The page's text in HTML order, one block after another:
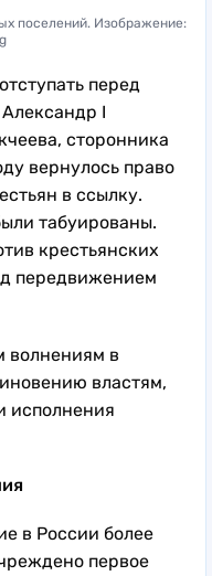
поселений. Изображение:
перед
I
сторонника
вернулось право
в ссылку.
табуированы.
крестьянских
передвижением
волнениям в
властям,
исполнения
в России более
первое